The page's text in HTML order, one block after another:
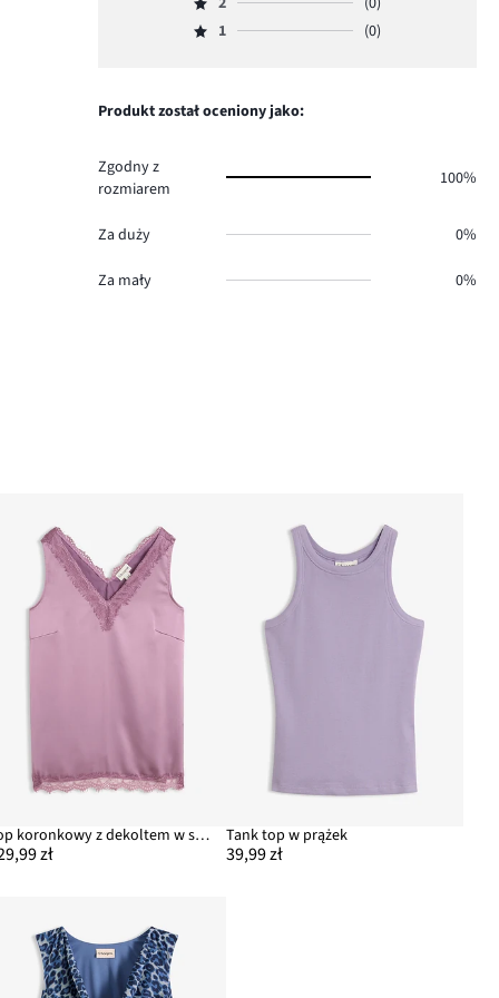
głosów
3,
ilość
Ocena
2,
0.
Ocena
głosów
1 (0)
Produkt został oceniony jako:
Zgodny z
rozmiarem
100%
Za duży 0%
Za mały 0%
Top koronkowy z dekoltem w serek
zł
Tank top w prążek
39,99 zł